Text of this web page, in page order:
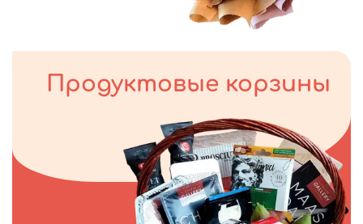
Продуктовые корзины